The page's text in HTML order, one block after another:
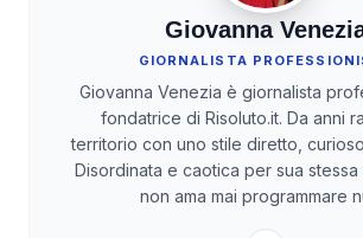
Giovanna
GIORNALISTA
Giovanna Venezia è giornalista
fondatrice di Risoluto.it. Da anni
territorio con uno stile diretto,
Disordinata e caotica per sua stessa
non ama mai programmare